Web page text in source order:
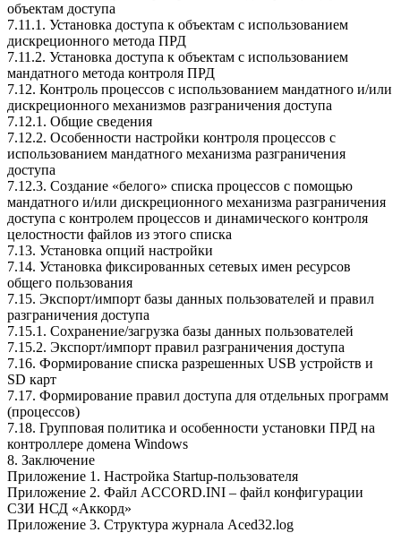
объектам доступа
7.11.1. Установка доступа к объектам с использованием
дискреционного метода ПРД
7.11.2. Установка доступа к объектам с использованием
мандатного метода контроля ПРД
7.12. Контроль процессов с использованием мандатного и/или
дискреционного механизмов разграничения доступа
7.12.1. Общие сведения
7.12.2. Особенности настройки контроля процессов с
использованием мандатного механизма разграничения
доступа
7.12.3. Создание «белого» списка процессов с помощью
мандатного и/или дискреционного механизма разграничения
доступа с контролем процессов и динамического контроля
целостности файлов из этого списка
7.13. Установка опций настройки
7.14. Установка фиксированных сетевых имен ресурсов
общего пользования
7.15. Экспорт/импорт базы данных пользователей и правил
разграничения доступа
7.15.1. Сохранение/загрузка базы данных пользователей
7.15.2. Экспорт/импорт правил разграничения доступа
7.16. Формирование списка разрешенных USB устройств и
SD карт
7.17. Формирование правил доступа для отдельных программ
(процессов)
7.18. Групповая политика и особенности установки ПРД на
контроллере домена Windows
8. Заключение
Приложение 1. Настройка Startup-пользователя
Приложение 2. Файл ACCORD.INI – файл конфигурации
СЗИ НСД «Аккорд»
Приложение 3. Структура журнала Aced32.log